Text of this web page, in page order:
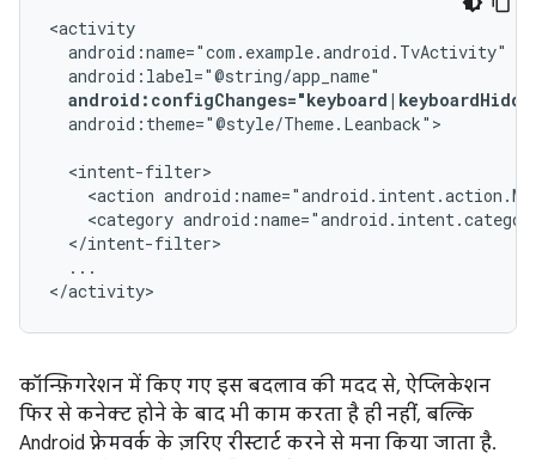
android:theme="@style/Theme.Leanback">
<action
<category
...
</activity>
कॉन्फ़िगरेशन में किए गए इस बदलाव की मदद से, ऐप्लिकेशन
फिर से कनेक्ट होने के बाद भी काम करता है ही नहीं, बल्कि
Android फ़्रेमवर्क के ज़रिए रीस्टार्ट करने से मना किया जाता है.